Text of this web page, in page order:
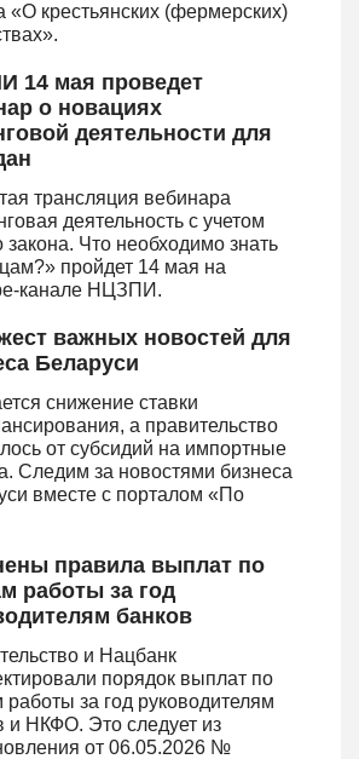
«О крестьянских (фермерских)
14 мая проведет
о новациях
деятельности для
трансляция вебинара
деятельность с учетом
закона. Что необходимо знать
пройдет 14 мая на
канале НЦЗПИ.
важных новостей для
Беларуси
снижение ставки
а правительство
от субсидий на импортные
Следим за новостями бизнеса
вместе с порталом «По
правила выплат по
работы за год
банков
и Нацбанк
порядок выплат по
работы за год руководителям
и НКФО. Это следует из
от 06.05.2026 №